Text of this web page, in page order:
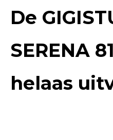
De
SERENA
helaas